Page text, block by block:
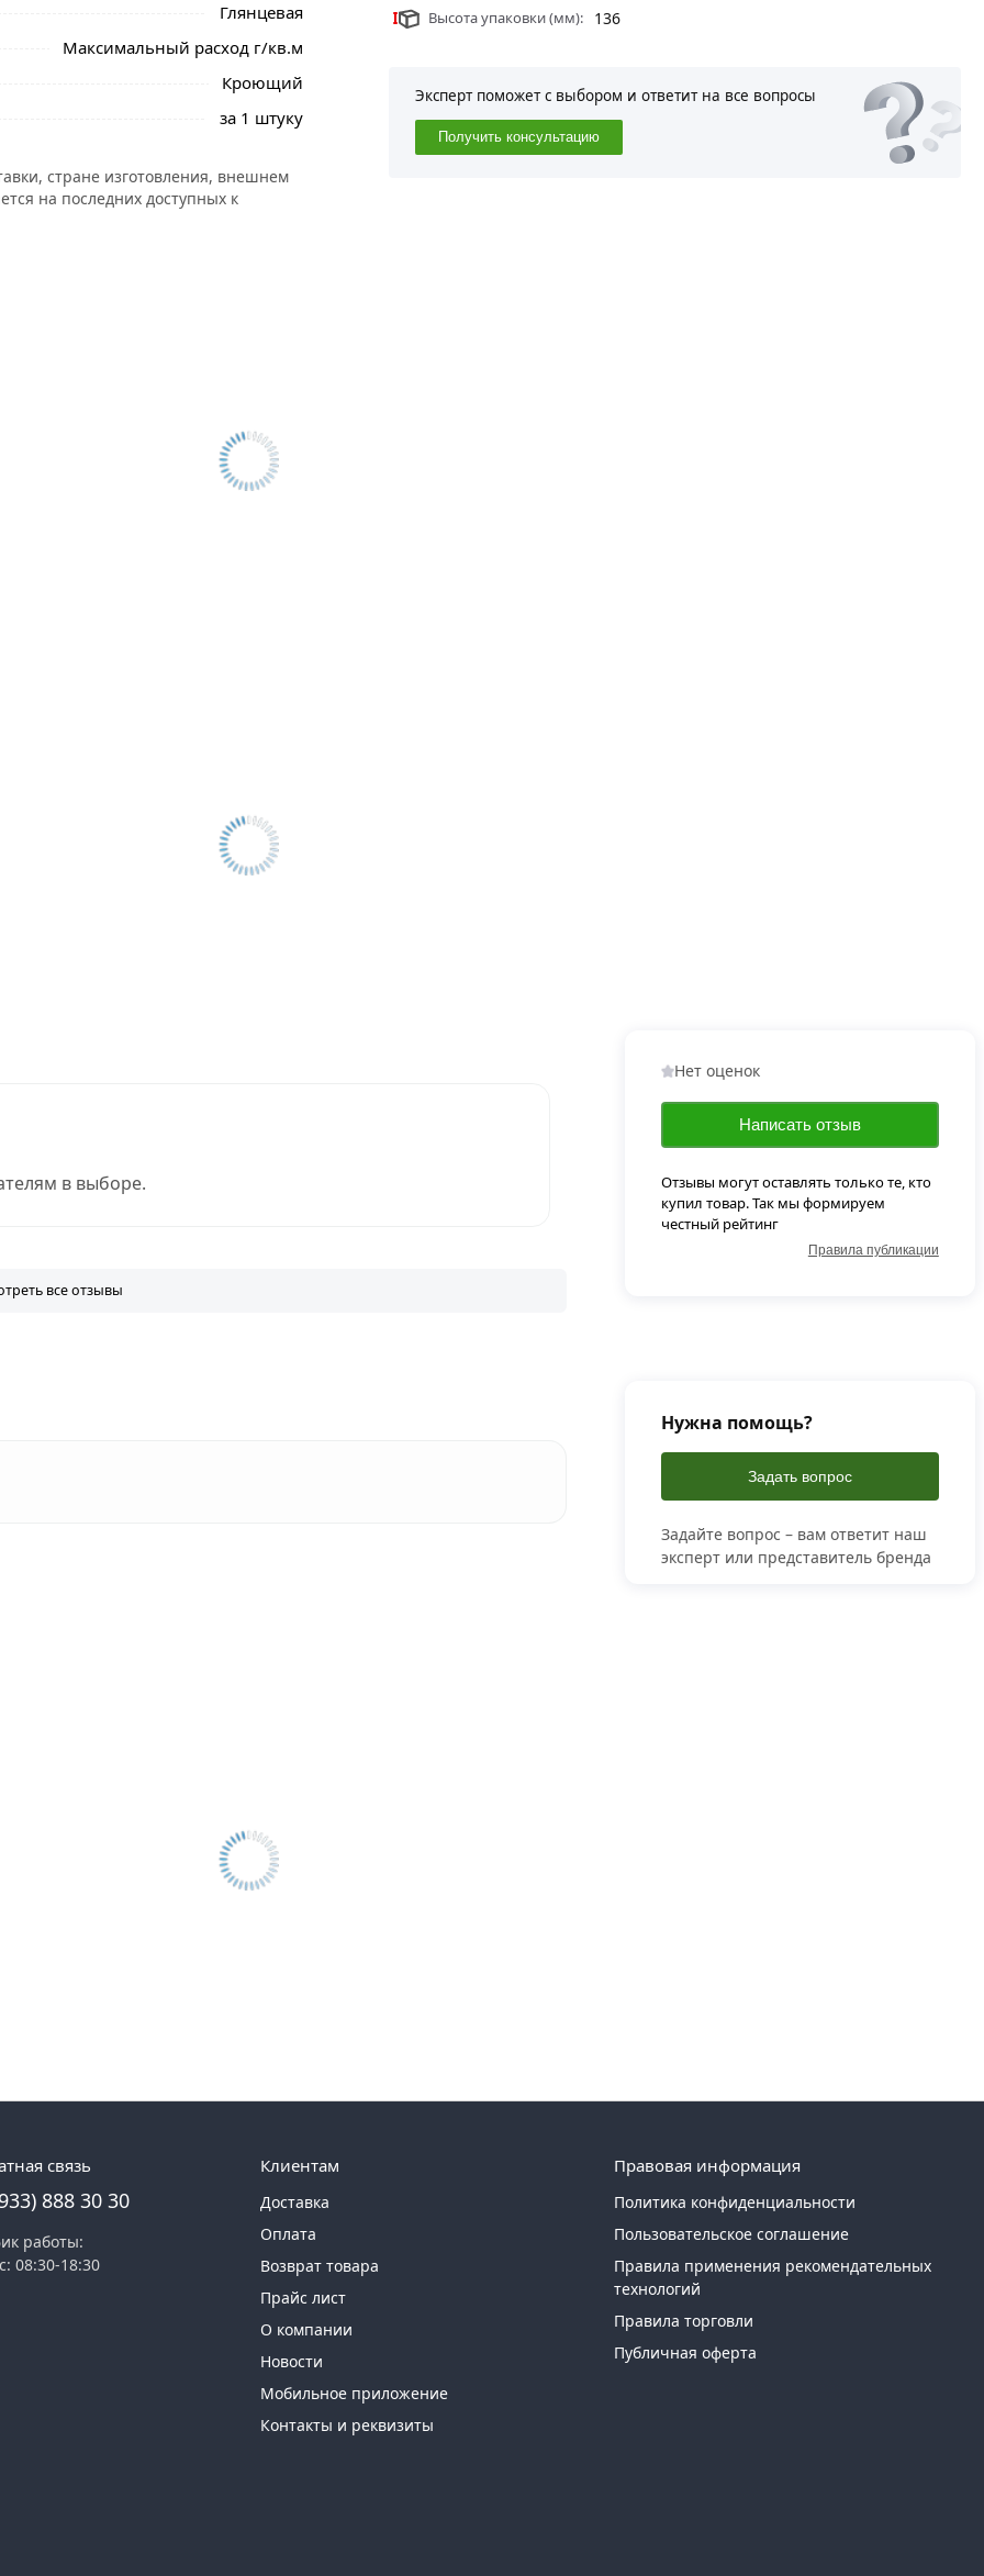
Глянцевая
Максимальный расход г/кв.м
Кроющий
за 1 штуку
стране изготовления, внешнем
на последних доступных к
Высота упаковки (мм): 136
Эксперт поможет с выбором и ответит на все вопросы
Получить консультацию
в выборе.
все отзывы
Нет оценок
Написать отзыв
Отзывы могут оставлять только те, кто
купил товар. Так мы формируем
честный рейтинг
Правила публикации
Нужна помощь?
Задать вопрос
Задайте вопрос – вам ответит наш
эксперт или представитель бренда
связь
888 30 30
работы:
08:30-18:30
Клиентам
Доставка
Оплата
Возврат товара
Прайс лист
О компании
Новости
Мобильное приложение
Контакты и реквизиты
Правовая информация
Политика конфиденциальности
Пользовательское соглашение
Правила применения рекомендательных
технологий
Правила торговли
Публичная оферта